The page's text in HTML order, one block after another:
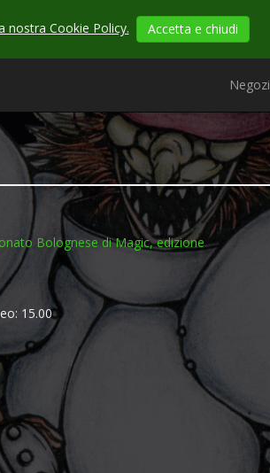
nostra Cookie Policy. Accetta e chiudi
Negozi
Bolognese di Magic, edizione
15.00